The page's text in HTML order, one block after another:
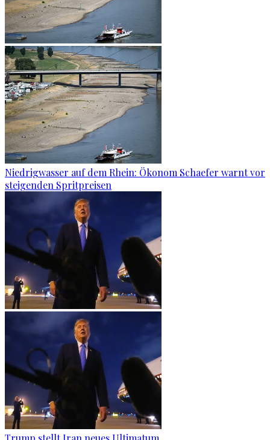
Niedrigwasser auf dem Rhein: Ökonom Schaefer warnt vor
steigenden Spritpreisen